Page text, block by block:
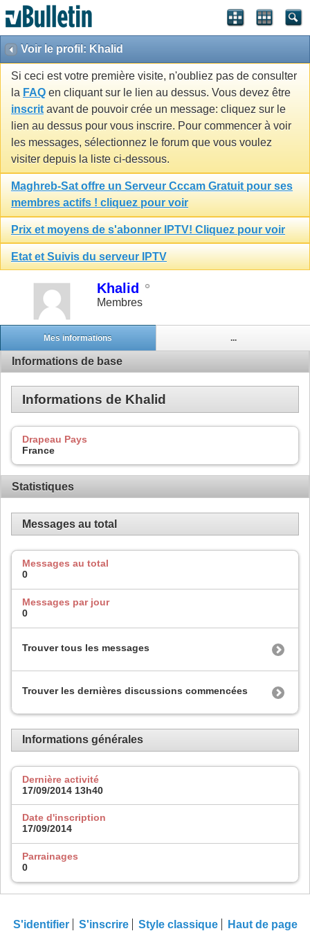
Voir le profil: Khalid
Si ceci est votre première visite, n'oubliez pas de consulter
la FAQ en cliquant sur le lien au dessus. Vous devez être
inscrit avant de pouvoir crée un message: cliquez sur le
lien au dessus pour vous inscrire. Pour commencer à voir
les messages, sélectionnez le forum que vous voulez
visiter depuis la liste ci-dessous.
Maghreb-Sat offre un Serveur Cccam Gratuit pour ses
membres actifs ! cliquez pour voir
Prix et moyens de s'abonner IPTV! Cliquez pour voir
Etat et Suivis du serveur IPTV
Khalid
Membres
Mes informations ...
Informations de base
Informations de Khalid
Drapeau Pays
France
Statistiques
Messages au total
Messages au total
0
Messages par jour
0
Trouver tous les messages
Trouver les dernières discussions commencées
Informations générales
Dernière activité
17/09/2014 13h40
Date d'inscription
17/09/2014
Parrainages
0
S'identifier S'inscrire Style classique Haut de page